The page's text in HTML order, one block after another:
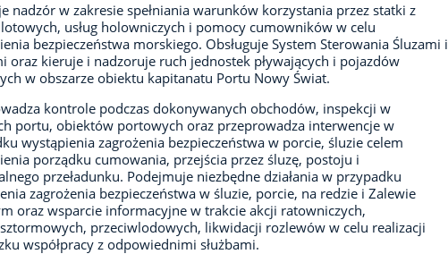
nadzór w zakresie spełniania warunków korzystania przez statki z
usług holowniczych i pomocy cumowników w celu
bezpieczeństwa morskiego. Obsługuje System Sterowania Śluzami i
oraz kieruje i nadzoruje ruch jednostek pływających i pojazdów
w obszarze obiektu kapitanatu Portu Nowy Świat.
kontrole podczas dokonywanych obchodów, inspekcji w
portu, obiektów portowych oraz przeprowadza interwencje w
wystąpienia zagrożenia bezpieczeństwa w porcie, śluzie celem
porządku cumowania, przejścia przez śluzę, postoju i
przeładunku. Podejmuje niezbędne działania w przypadku
zagrożenia bezpieczeństwa w śluzie, porcie, na redzie i Zalewie
oraz wsparcie informacyjne w trakcie akcji ratowniczych,
przeciwlodowych, likwidacji rozlewów w celu realizacji
współpracy z odpowiednimi służbami.